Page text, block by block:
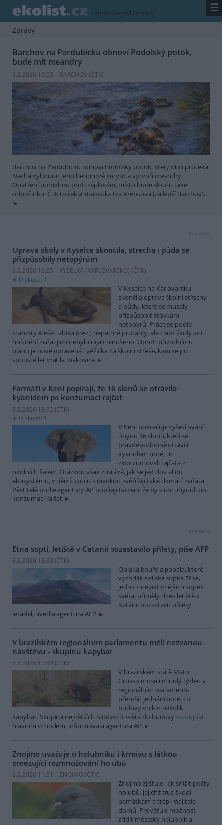
/ zpravodajství / zprávy ☰
Zprávy
Barchov na Pardubicku obnoví Podolský potok,
bude mít meandry
8.8.2026 18:53 | BARCHOV (ČTK)
Barchov na Pardubicku obnoví Podolský potok, který obcí protéká.
Nechá vybourat jeho betonové koryto a vytvoří meandry.
Opatření pomohou proti záplavám, místo bude sloužit také
odpočinku. ČTK to řekla starostka Iva Krebsová (za lepší Barchov).
reklama
Oprava školy v Kyselce skončila, střecha i půda se
přizpůsobily netopýrům
8.8.2026 18:35 | KYSELKA (KARLOVARSKO) (ČTK)
Diskuse: 1
V Kyselce na Karlovarsku
skončila oprava školní střechy
a půdy, které se musely
přizpůsobit stovkám
netopýrů. Práce se podle
starosty Aleše Labíka (nez.) nepatrně protáhly, ale chod školy ani
hnízdění zvířat jimi nebylo nijak narušeno. Oproti původnímu
plánu je nově opravená i věžička na školní střeše, kam se po
spoustě let vrátila makovice.
Farmáři v Keni popírají, že 16 slonů se otrávilo
kyanidem po konzumaci rajčat
8.8.2026 18:32 (ČTK)
Diskuse: 1
V Keni pokračuje vyšetřování
úhynu 16 slonů, kteří se
pravděpodobně otrávili
kyanidem poté, co
zkonzumovali rajčata z
okolních farem. Otázkou však zůstává, jak se jed dostal do
ekosystému, v němž spolu s divokou zvěří žijí také domácí zvířata.
Pěstitelé podle agentury AP popírají tvrzení, že by sloni uhynuli po
konzumaci rajčat.
reklama
Etna soptí, letiště v Catanii pozastavilo přílety, píše AFP
8.8.2026 12:33 (ČTK)
Oblaka kouře a popela, které
vychrlila sicilská sopka Etna,
jedna z nejaktivnějších sopek
světa, přiměly dnes letiště v
Katánii pozastavit přílety
letadel, uvedla agentura AFP.
V brazilském regionálním parlamentu měli nezvanou
návštěvu - skupinu kapybar
8.8.2026 11:40 (ČTK)
V brazilském státě Mato
Grosso museli minulý týden v
regionálním parlamentu
přerušit jednání poté, co
budovy vniklo několik
kapybar. Skupina největších hlodavců světa do budovy vstoupila
hlavním vchodem, informovala agentura AP.
Znojmo uvažuje o holubníku i krmivu s látkou
omezující rozmnožování holubů
8.8.2026 11:31 | ZNOJMO (ČTK)
Znojmo zjišťuje, jak snížit počty
holubů, jejichž trus škodí
památkám a trápí majitele
domů. Prověřuje možnost
zřídit městský holubník a